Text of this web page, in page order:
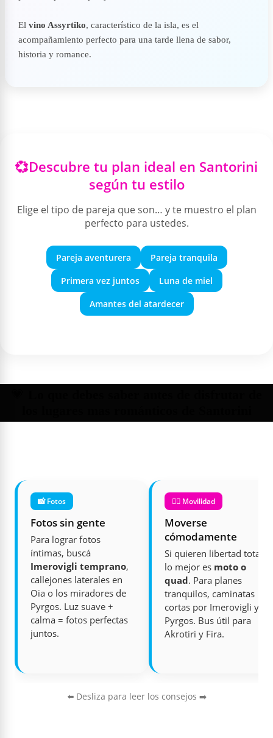
Elvino Assyrtiko, característico de la isla, es el
acompañamiento perfecto para una tarde llena de sabor,
historia y romance.
💞Descubre tu plan ideal en Santorini
según tu estilo
Elige el tipo de pareja que son… y te muestro el plan
perfecto para ustedes.
Pareja aventurera Pareja tranquila
Primera vez juntos Luna de miel
Amantes del atardecer
📸 Fotos
Fotos sin gente
Para lograr fotos
íntimas, buscá
Imerovigli temprano,
callejones laterales en
Oia o los miradores de
Pyrgos. Luz suave +
calma = fotos perfectas
juntos.
🚶‍♂️ Movilidad
Moverse
cómodamente
Si quieren libertad total,
lo mejor es moto o
quad. Para planes
tranquilos, caminatas
cortas por Imerovigli y
Pyrgos. Bus útil para
Akrotiri y Fira.
⬅️ Desliza para leer los consejos ➡️